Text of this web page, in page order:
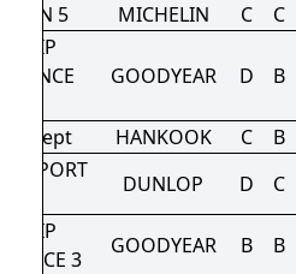
5
MICHELIN C C
GOODYEAR D B
icept HANKOOK C B
SPORT
DUNLOP D C
3
GOODYEAR B B